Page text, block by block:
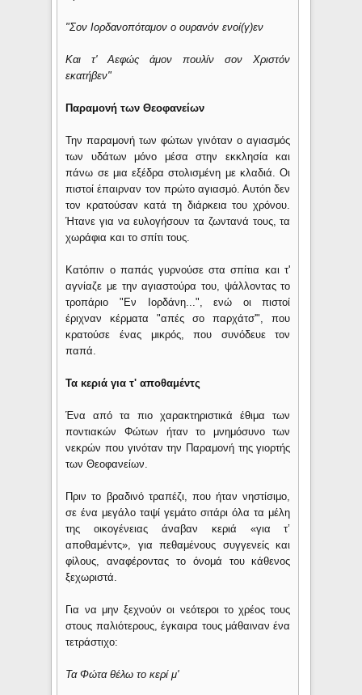
"Σον Ιορδανοπόταμον ο ουρανόν ενοί(γ)εν
Και τ' Αεφώς άμον πουλίν σον Χριστόν
εκατήβεν"
Παραμονή των Θεοφανείων
Την παραμονή των φώτων γινόταν ο αγιασμός
των υδάτων μόνο μέσα στην εκκλησία και
πάνω σε μια εξέδρα στολισμένη με κλαδιά. Οι
πιστοί έπαιρναν τον πρώτο αγιασμό. Αυτόn δεν
τον κρατούσαν κατά τη διάρκεια του χρόνου.
Ήτανε για να ευλογήσουν τα ζωντανά τους, τα
χωράφια και το σπίτι τους.
Κατόπιν ο παπάς γυρνούσε στα σπίτια και τ'
αγνίαζε με την αγιαστούρα του, ψάλλοντας το
τροπάριο "Εν Ιορδάνη...", ενώ οι πιστοί
έριχναν κέρματα "απές σο παρχάτσ'", που
κρατούσε ένας μικρός, που συνόδευε τον
παπά.
Τα κεριά για τ' αποθαμέντς
Ένα από τα πιο χαρακτηριστικά έθιμα των
ποντιακών Φώτων ήταν το μνημόσυνο των
νεκρών που γινόταν την Παραμονή της γιορτής
των Θεοφανείων.
Πριν το βραδινό τραπέζι, που ήταν νηστίσιμο,
σε ένα μεγάλο ταψί γεμάτο σιτάρι όλα τα μέλη
της οικογένειας άναβαν κεριά «για τ’
αποθαμέντς», για πεθαμένους συγγενείς και
φίλους, αναφέροντας το όνομά του κάθενος
ξεχωριστά.
Για να μην ξεχνούν οι νεότεροι το χρέος τους
στους παλιότερους, έγκαιρα τους μάθαιναν ένα
τετράστιχο:
Τα Φώτα θέλω το κερί μ'